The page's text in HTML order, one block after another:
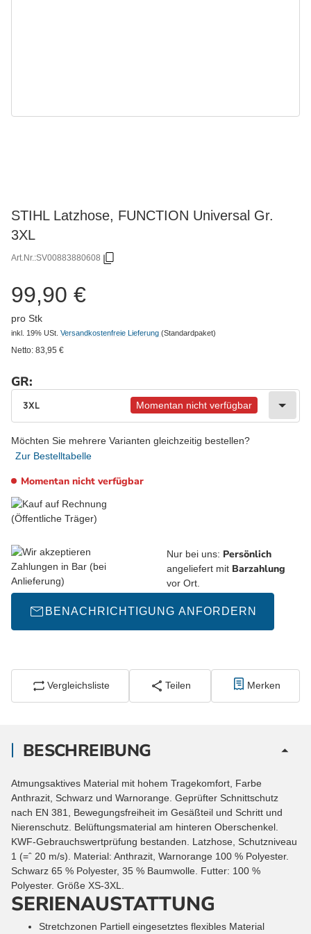
STIHL Latzhose, FUNCTION Universal Gr.
3XL
Art.Nr.:SV00883880608
99,90 €
pro Stk
inkl. 19% USt. Versandkostenfreie Lieferung (Standardpaket)
Netto: 83,95 €
GR:
Bitte wählen Sie eine Variation.
3XL Momentan nicht verfügbar
Möchten Sie mehrere Varianten gleichzeitig bestellen?
Zur Bestelltabelle
Momentan nicht verfügbar
Nur bei uns: Persönlich
angeliefert mit Barzahlung
vor Ort.
BENACHRICHTIGUNG ANFORDERN
Vergleichsliste Teilen Merken
BESCHREIBUNG
Atmungsaktives Material mit hohem Tragekomfort, Farbe
Anthrazit, Schwarz und Warnorange. Geprüfter Schnittschutz
nach EN 381, Bewegungsfreiheit im Gesäßteil und Schritt und
Nierenschutz. Belüftungsmaterial am hinteren Oberschenkel.
KWF-Gebrauchswertprüfung bestanden. Latzhose, Schutzniveau
1 (=ˆ 20 m/s). Material: Anthrazit, Warnorange 100 % Polyester.
Schwarz 65 % Polyester, 35 % Baumwolle. Futter: 100 %
Polyester. Größe XS-3XL.
SERIENAUSTATTUNG
Stretchzonen Partiell eingesetztes flexibles Material